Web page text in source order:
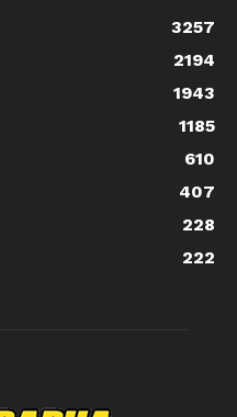
3257
2194
1943
1185
610
407
228
222